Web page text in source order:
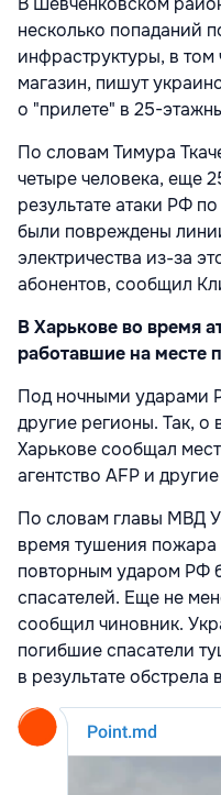
несколько попаданий
инфраструктуры, в
магазин, пишут
о "прилете" в 25-
По словам Тимура
четыре человека, еще
результате атаки РФ
были повреждены
электричества из-за
абонентов, сообщил
В Харькове во время
работавшие на месте
Под ночными ударами
другие регионы. Так, о
Харькове сообщал
агентство AFP и
По словам главы МВД
время тушения
повторным ударом РФ
спасателей. Еще не
сообщил чиновник.
погибшие спасатели
в результате обстрела